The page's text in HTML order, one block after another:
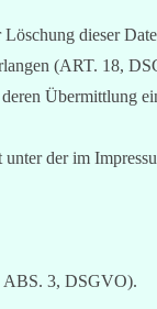
dieser
(ART. 18,
deren Übermittlung
der im
ABS. 3, DSGVO).